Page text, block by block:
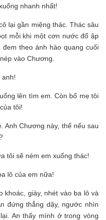
nhanh nhất!
lại gần miệng thác. Thác sâu
mỗi khi một cơn nước đổ ập
theo ánh hào quang cuối
vào Chương.
anh!
lên tìm em. Còn bố mẹ tôi
tôi!
Anh Chương này, thế nếu sau
tôi sẽ ném em xuống thác!
lô của em nữa!
khoác, giày, nhét vào ba lô và
đứng thẳng dậy, ngước nhìn
An thấy mình ở trong vòng